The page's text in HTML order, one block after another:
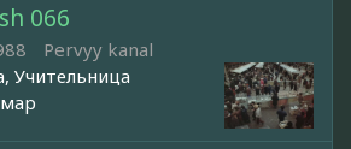
066
Pervyy kanal
Учительница